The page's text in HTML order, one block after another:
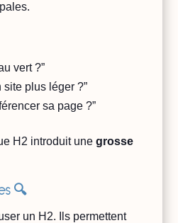
vert ?”
site plus léger ?”
sa page ?”
H2 introduit unegrosse
🔍
un H2. Ils permettent